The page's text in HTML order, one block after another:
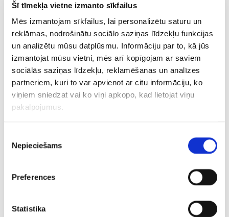
Šī tīmekļa vietne izmanto sīkfailus
Mēs izmantojam sīkfailus, lai personalizētu saturu un
reklāmas, nodrošinātu sociālo saziņas līdzekļu funkcijas
un analizētu mūsu datplūsmu. Informāciju par to, kā jūs
izmantojat mūsu vietni, mēs arī kopīgojam ar saviem
sociālās saziņas līdzekļu, reklamēšanas un analīzes
partneriem, kuri to var apvienot ar citu informāciju, ko
viņiem sniedzat vai ko viņi apkopo, kad lietojat viņu
pakalpojumus.
izvēle
Nepieciešams
Preferences
Statistika
Vienu sezonu iepriekš Entonijs spēlēja Oklahomasitijas
“Thunder”, bet pirms tam laikā no 2011. līdz 2017. gadam
cīnījās Ņujorkas “Knicks” sastāvā un bija arī latviešu
zvaigznes Kristapa Porziņģa komandas biedrs un
mentors, kad latvietis tika draftēts 2015. gadā.
Savukārt pirms pievienošanās “Knicks” Entonijs no 2003.
līdz 2011. gadam spēlēja Denveras “Nuggets” komandā,
kur apliecināja savas kvalitātes augstākajā līmenī. Viņš ir
Karmelo 16 sezonās NBA aizvadījis 1064 spēles, no kurām
un sakrājis 6,5 atlēkušās bumbas.
CITAS ZIŅAS NO ŠĪS KATEGORIJAS